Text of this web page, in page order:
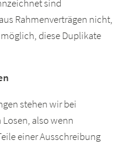
sind
Rahmenverträgen nicht,
diese Duplikate
stehen wir bei
also wenn
einer Ausschreibung